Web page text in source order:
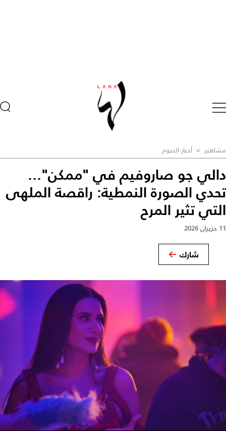
مشاهير > أخبار النجوم
دالي جو صاروفيم في "ممكن"...
تحدي الصورة النمطية: راقصة الملهى
التي تثير المرح
11 حزيران 2026
شارك